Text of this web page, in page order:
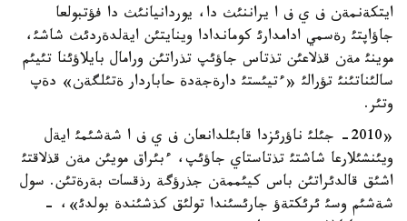
ايتكةنمةن ف ي ف ا يراننئث دا، يوردانيانئث دا فؤتبولعا
جاؤاپتئ رةسمي ادامدارئ كوماندادا وينايتئن ايةلدةردئث شاشئ،
موينئ مةن قذلاعئن تذتاس جاؤئپ تذراتئن ورامال بايلاؤئنا تئيئم
سالئناتئنئ تؤرالئ «ءتيئستئ دارةجةدة حاباردار ةتئلگةن» دةپ
وتئر.
«2010- جئلئ ناؤرئزدا قابئلدانعان ف ي ف ا شةشئمئ ايةل
ويئنشئلارعا شاشتئ تذتاستاي جاؤئپ، ءبئراق مويئن مةن قذلاقتئ
اشئق قالدئراتئن باس كيئممةن جذرؤگة رذقسات بةرةتئن. سول
شةشئم وسئ ئرئكتةؤ جارئسئندا تولئق كذشئندة بولدئ»، -